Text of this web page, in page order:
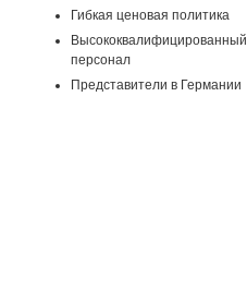
Гибкая ценовая политика
Высококвалифицированный
персонал
Представители в Германии